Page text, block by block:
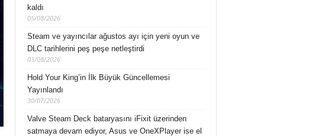
kaldı
05/08/2026
Steam ve yayıncılar ağustos ayı için yeni oyun ve
DLC tarihlerini peş peşe netleştirdi
03/08/2026
Hold Your King’in İlk Büyük Güncellemesi
Yayınlandı
30/07/2026
Valve Steam Deck bataryasını iFixit üzerinden
satmaya devam ediyor, Asus ve OneXPlayer ise el